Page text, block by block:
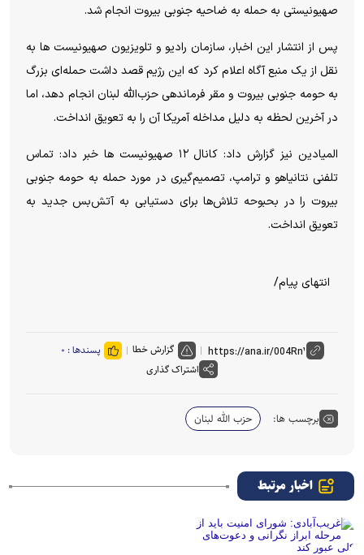
صهیونیستی به حمله به ضاحیه جنوبی بیروت انجام شد.
پس از انتشار این اخبار، سازمان رادیو و تلویزیون صهیونیست ها به
نقل از یک منبع آگاه اعلام کرد که این رژیم قصد داشت حمله‌ای بزرگ
به حومه جنوبی بیروت و مقر فرماندهی حزب‌الله لبنان انجام دهد، اما
در آخرین لحظه به دلیل مداخله آمریکا آن را به تعویق انداخت.
المیادین نیز گزارش داد: کانال ۱۲ صهیونیست ها خبر داد: تماس
تلفنی نتانیاهو و ترامپ، تصمیم‌گیری در مورد حمله به حومه جنوبی
بیروت را در بحبوحه تلاش‌ها برای دستیابی به آتش‌بس جدید به
تعویق انداخت.
انتهای پیام/
گزارش خطا پسندها : ۰
اشتراک گذاری
برچسب ها: حزب الله لبنان
اخبار مرتبط